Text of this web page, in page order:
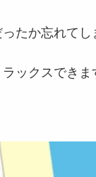
たか忘れて
ックスできま